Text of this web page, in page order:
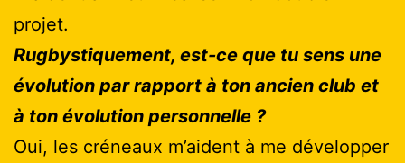
projet.
Rugbystiquement, est-ce que tu sens une
évolution par rapport à ton ancien club et
à ton évolution personnelle ?
Oui, les créneaux m’aident à me développer